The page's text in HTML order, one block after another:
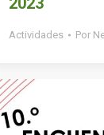
Actividades Por